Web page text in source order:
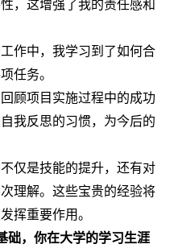
，这增强了我的责任感和
作中，我学习到了如何合
任务。
顾项目实施过程中的成功
我反思的习惯，为今后的
仅是技能的提升，还有对
理解。这些宝贵的经验将
挥重要作用。
础，你在大学的学习生涯